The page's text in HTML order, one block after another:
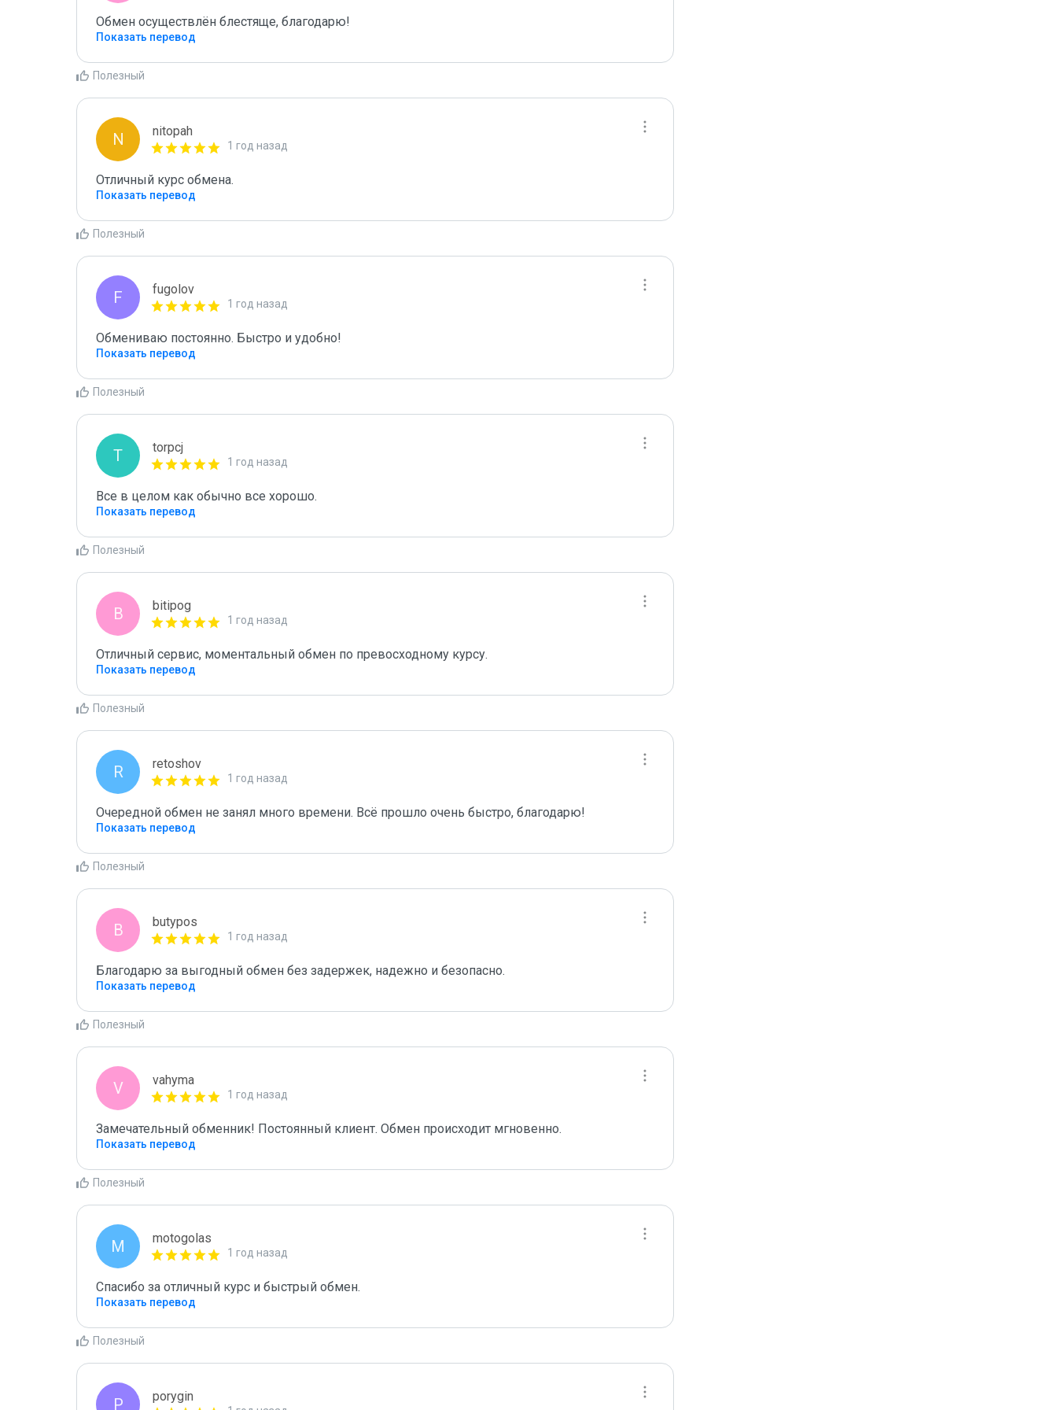
Обмен осуществлён блестяще, благодарю!
Показать перевод
Полезный
N nitopah
1 год назад
Отличный курс обмена.
Показать перевод
Полезный
F fugolov
1 год назад
Обмениваю постоянно. Быстро и удобно!
Показать перевод
Полезный
T torpcj
1 год назад
Все в целом как обычно все хорошо.
Показать перевод
Полезный
B bitipog
1 год назад
Отличный сервис, моментальный обмен по превосходному курсу.
Показать перевод
Полезный
R retoshov
1 год назад
Очередной обмен не занял много времени. Всё прошло очень быстро, благодарю!
Показать перевод
Полезный
B butypos
1 год назад
Благодарю за выгодный обмен без задержек, надежно и безопасно.
Показать перевод
Полезный
V vahyma
1 год назад
Замечательный обменник! Постоянный клиент. Обмен происходит мгновенно.
Показать перевод
Полезный
M motogolas
1 год назад
Спасибо за отличный курс и быстрый обмен.
Показать перевод
Полезный
P porygin